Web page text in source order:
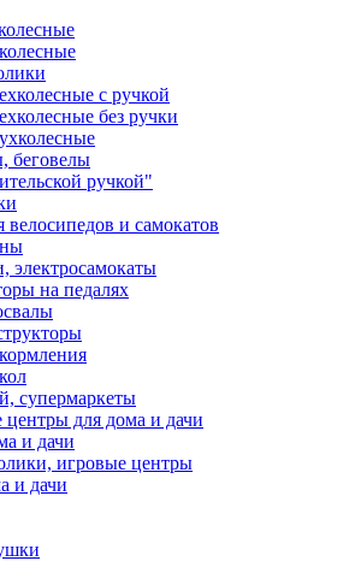
с ручкой
без ручки
беговелы
ручкой"
велосипедов и самокатов
электросамокаты
на педалях
супермаркеты
для дома и дачи
и дачи
игровые центры
и дачи